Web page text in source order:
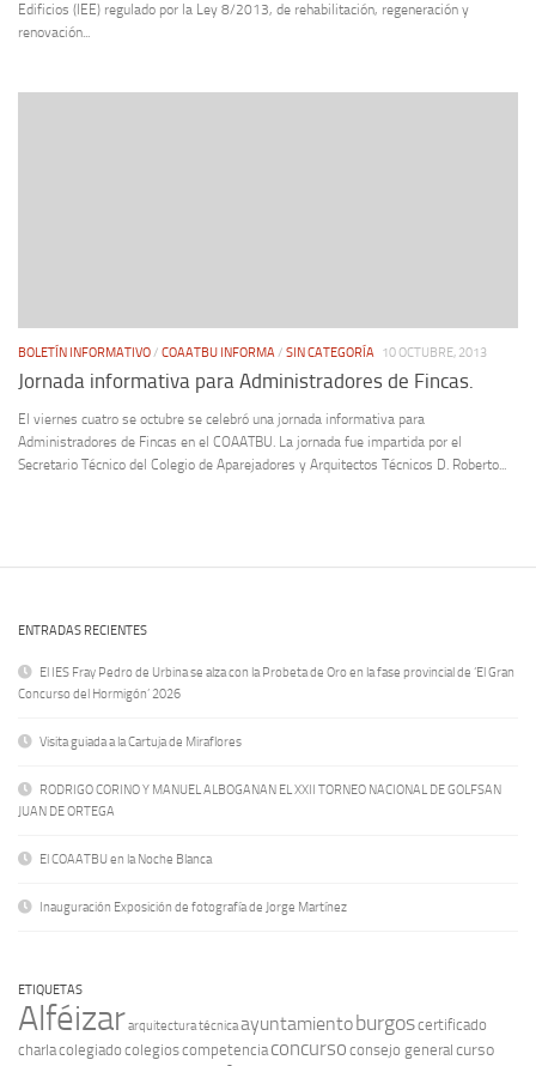
Edificios (IEE) regulado por la Ley 8/2013, de rehabilitación, regeneración y
renovación...
BOLETÍN INFORMATIVO/ COAATBU INFORMA/ SIN CATEGORÍA 10 OCTUBRE, 2013
Jornada informativa para Administradores de Fincas.
El viernes cuatro se octubre se celebró una jornada informativa para
Administradores de Fincas en el COAATBU. La jornada fue impartida por el
Secretario Técnico del Colegio de Aparejadores y Arquitectos Técnicos D. Roberto...
ENTRADAS RECIENTES
El IES Fray Pedro de Urbina se alza con la Probeta de Oro en la fase provincial de ‘El Gran
Concurso del Hormigón’ 2026
Visita guiada a la Cartuja de Miraflores
RODRIGO CORINO Y MANUEL ALBOGANAN EL XXII TORNEO NACIONAL DE GOLFSAN
JUAN DE ORTEGA
El COAATBU en la Noche Blanca
Inauguración Exposición de fotografía de Jorge Martínez
ETIQUETAS
Alféizararquitectura técnicaayuntamientoburgoscertificado
charlacolegiado colegioscompetencia concurso consejo general curso